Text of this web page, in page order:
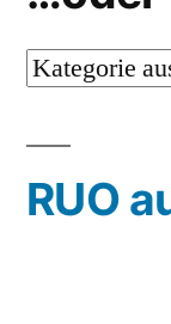
…
aus…
RUO